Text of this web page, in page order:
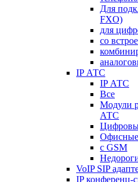
Для
FXO)
для
со
IP АТС
IP АТС
Все
Модули
АТС
Офисные
с GSM
VoIP SIP
IP конференц-